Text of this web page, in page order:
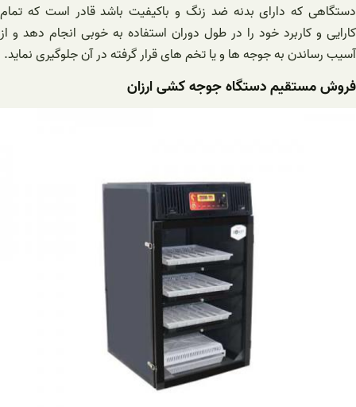
دستگاهی که دارای بدنه ضد زنگ و باکیفیت باشد قادر است که تمام
کارایی و کاربرد خود را در طول دوران استفاده به‌ خوبی انجام دهد و از
آسیب رساندن به جوجه ‌ها و یا تخم‌ های قرار گرفته در آن جلوگیری نماید.
فروش مستقیم دستگاه جوجه کشی ارزان